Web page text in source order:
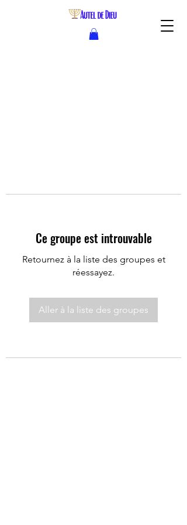
Ce groupe est introuvable
Retournez à la liste des groupes et
réessayez.
Aller à la liste des groupes